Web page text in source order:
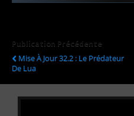
Publication Précédente
Mise À Jour 32.2 : Le Prédateur
De Lua